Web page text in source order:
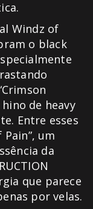
Windz of
o black
de heavy
Entre esses
um
da
que parece
por velas.